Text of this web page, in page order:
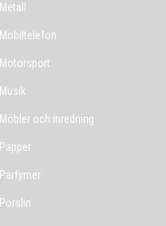
Metall
Mobiltelefon
Motorsport
Musik
Möbler och inredning
Papper
Parfymer
Porslin